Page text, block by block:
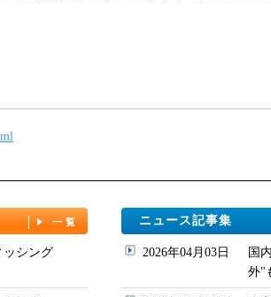
一覧
ッシング
ニュース記事集
2026年04月03日
国
外"